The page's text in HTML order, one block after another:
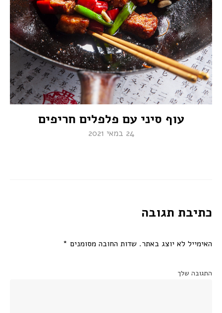
עוף סיני עם פלפלים חריפים
24 במאי 2021
כתיבת תגובה
האימייל לא יוצג באתר. שדות החובה מסומנים *
התגובה שלך